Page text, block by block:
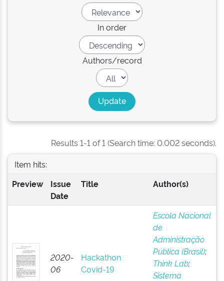
In order
Authors/record
Results 1-1 of 1 (Search time: 0.002 seconds).
Item hits:
Preview
Issue
Date
Title Author(s)
2020-
06
Hackathon
Covid-19
Escola Nacional
de
Administração
Pública (Brasil);
Think Lab;
Sistema